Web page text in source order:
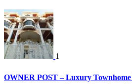
1
OWNER POST – Luxury